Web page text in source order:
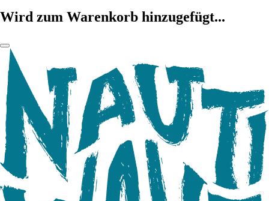
Wird zum Warenkorb hinzugefügt...